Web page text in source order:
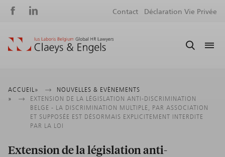
Social
Contact Déclaration Vie Privée
Fil
d'Ariane
ACCUEIL
NOUVELLES & EVÈNEMENTS
EXTENSION DE LA LÉGISLATION ANTI-DISCRIMINATION
BELGE - LA DISCRIMINATION MULTIPLE, PAR ASSOCIATION
ET SUPPOSÉE EST DÉSORMAIS EXPLICITEMENT INTERDITE
PAR LA LOI
Extension de la législation anti-